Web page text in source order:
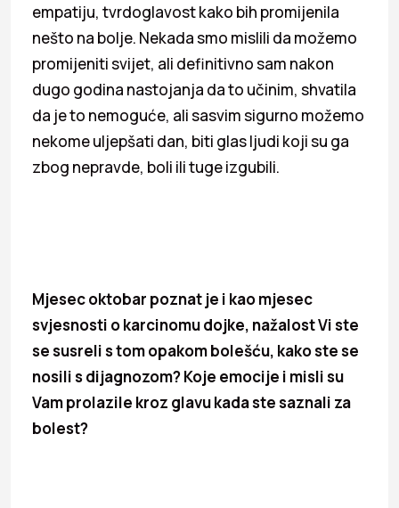
empatiju, tvrdoglavost kako bih promijenila
nešto na bolje. Nekada smo mislili da možemo
promijeniti svijet, ali definitivno sam nakon
dugo godina nastojanja da to učinim, shvatila
da je to nemoguće, ali sasvim sigurno možemo
nekome uljepšati dan, biti glas ljudi koji su ga
zbog nepravde, boli ili tuge izgubili.
Mjesec oktobar poznat je i kao mjesec
svjesnosti o karcinomu dojke, nažalost Vi ste
se susreli s tom opakom bolešću, kako ste se
nosili s dijagnozom? Koje emocije i misli su
Vam prolazile kroz glavu kada ste saznali za
bolest?